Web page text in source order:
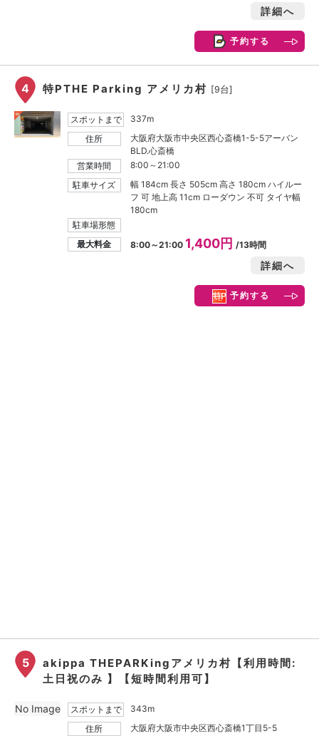
詳細へ
予約する
4 特PTHE Parking アメリカ村 [9台]
スポットまで
337m
住所
大阪府大阪市中央区西心斎橋1-5-5アーバン
BLD.心斎橋
営業時間
8:00～21:00
駐車サイズ
幅 184cm 長さ 505cm 高さ 180cm ハイルー
フ 可 地上高 11cm ローダウン 不可 タイヤ幅
180cm
駐車場形態
最大料金
8:00～21:00 1,400円/13時間
詳細へ
予約する
5
akippa THEPARKingアメリカ村【利用時間:
土日祝のみ 】【短時間利用可】
スポットまで
343m
住所
大阪府大阪市中央区西心斎橋1丁目5-5
No Image